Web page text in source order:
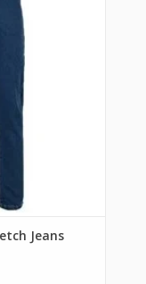
Jeans